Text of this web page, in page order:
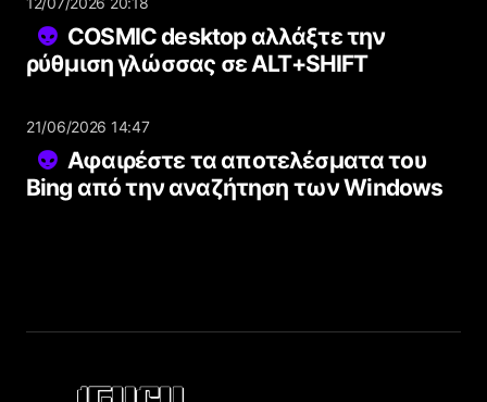
COSMIC desktop αλλάξτε την
ρύθμιση γλώσσας σε ALT+SHIFT
21/06/2026 14:47
Αφαιρέστε τα αποτελέσματα του
Bing από την αναζήτηση των Windows